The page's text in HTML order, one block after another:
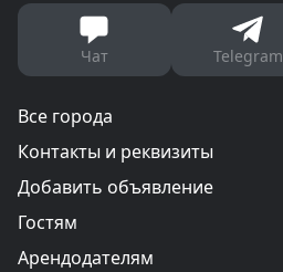
Чат Telegram
Все города
Контакты и реквизиты
Добавить объявление
Гостям
Арендодателям